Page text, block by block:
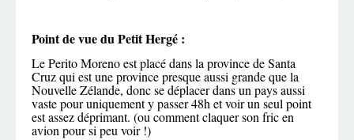
Point de vue du Petit Hergé :
Le Perito Moreno est placé dans la province de Santa
Cruz qui est une province presque aussi grande que la
Nouvelle Zélande, donc se déplacer dans un pays aussi
vaste pour uniquement y passer 48h et voir un seul point
est assez déprimant. (ou comment claquer son fric en
avion pour si peu voir !)